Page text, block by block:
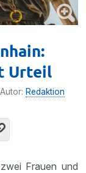
Urteil
Autor: Redaktion
Frauen und